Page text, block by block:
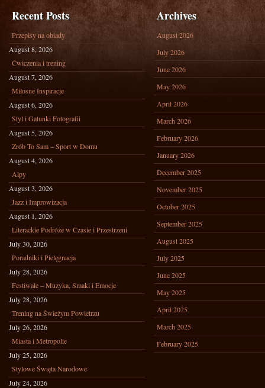
Recent Posts
Przepisy na obiady
August 8, 2026
Ćwiczenia i trening
August 7, 2026
Miłosne Inspiracje
August 6, 2026
Styl i Gatunki Fotografii
August 5, 2026
Zrób To Sam – Sport w Domu
August 4, 2026
Alpy
August 3, 2026
Jazz i Improwizacja
August 1, 2026
Literackie Podróże w Czasie i Przestrzeni
July 30, 2026
Poradniki i Pielęgnacja
July 28, 2026
Festiwale – Muzyka, Smaki i Emocje
July 28, 2026
Trening na Świeżym Powietrzu
July 26, 2026
Miasta i Metropolie
July 25, 2026
Stylowe Święta Narodowe
July 24, 2026
Archives
August 2026
July 2026
June 2026
May 2026
April 2026
March 2026
February 2026
January 2026
December 2025
November 2025
October 2025
September 2025
August 2025
July 2025
June 2025
May 2025
April 2025
March 2025
February 2025